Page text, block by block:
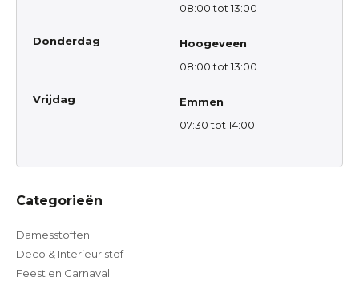
08:00 tot 13:00
Donderdag
Hoogeveen
08:00 tot 13:00
Vrijdag
Emmen
07:30 tot 14:00
Categorieën
Damesstoffen
Deco & Interieur stof
Feest en Carnaval